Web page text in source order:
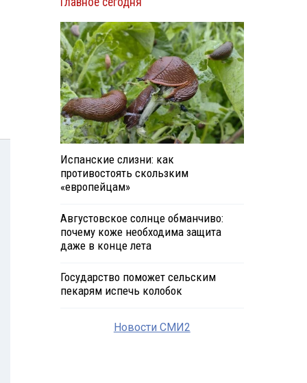
Испанские слизни: как
противостоять скользким
«европейцам»
Августовское солнце обманчиво:
почему коже необходима защита
даже в конце лета
Государство поможет сельским
пекарям испечь колобок
Новости СМИ2